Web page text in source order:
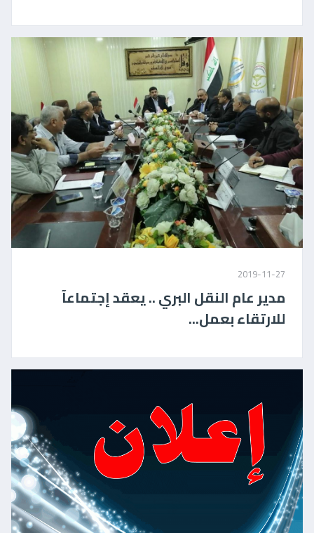
2019-11-27
مدير عام النقل البري .. يعقد إجتماعآ
للارتقاء بعمل...